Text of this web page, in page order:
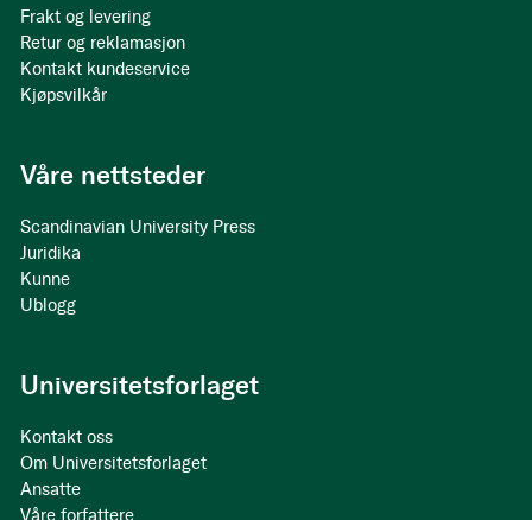
Frakt og levering
Retur og reklamasjon
Kontakt kundeservice
Kjøpsvilkår
Våre nettsteder
Scandinavian University Press
Juridika
Kunne
Ublogg
Universitetsforlaget
Kontakt oss
Om Universitetsforlaget
Ansatte
Våre forfattere